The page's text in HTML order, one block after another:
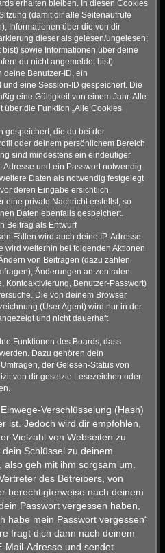
erhalten bleiben. In diesen Cookies
(damit dir alle Seitenaufrufe
Informationen über die von dir
dieser als gelesen/ungelesen;
sowie Informationen über deine
du nicht angemeldet bist)
deine Benutzer-ID, ein
eine Session-ID gespeichert. Die
eine Gültigkeit von einem Jahr. Alle
über die Funktion „Alle Cookies
gespeichert, die du bei der
oder deinem persönlichem Bereich
sind mindestens ein eindeutiger
und ein Passwort notwendig.
Daten als notwendig festgelegt
deren Eingabe ersichtlich.
eine private Nachricht erstellst, so
Daten ebenfalls gespeichert.
Beitrag als Entwurf
Fällen wird auch deine IP-Adresse
wird weiterhin bei folgenden Aktionen
von Beiträgen (dazu zählen
Änderungen an zentralen
Kontoaktivierung, Benutzer-Passwort)
Die von deinem Browser
(User Agent) wird nur in der
und nicht dauerhaft
Funktionen des Boards, dass
Dazu gehören dein
der Gelesen-Status von
von dir gesetzte Lesezeichen oder
Verschlüsselung (Hash)
ist. Jedoch wird dir empfohlen,
Vielzahl von Webseiten zu
Schlüssel zu deinem
geh mit ihm sorgsam um.
des Betreibers, von
berechtigterweise nach deinem
Passwort vergessen haben,
habe mein Passwort vergessen“
fragt dich dann nach deinem
Mail-Adresse und sendet